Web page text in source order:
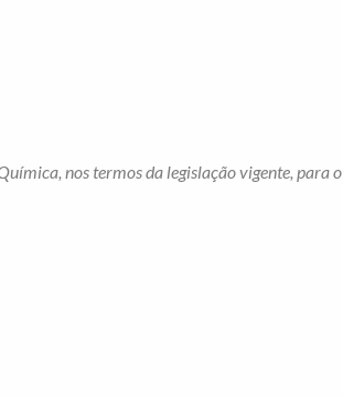
nos termos da legislação vigente, para o